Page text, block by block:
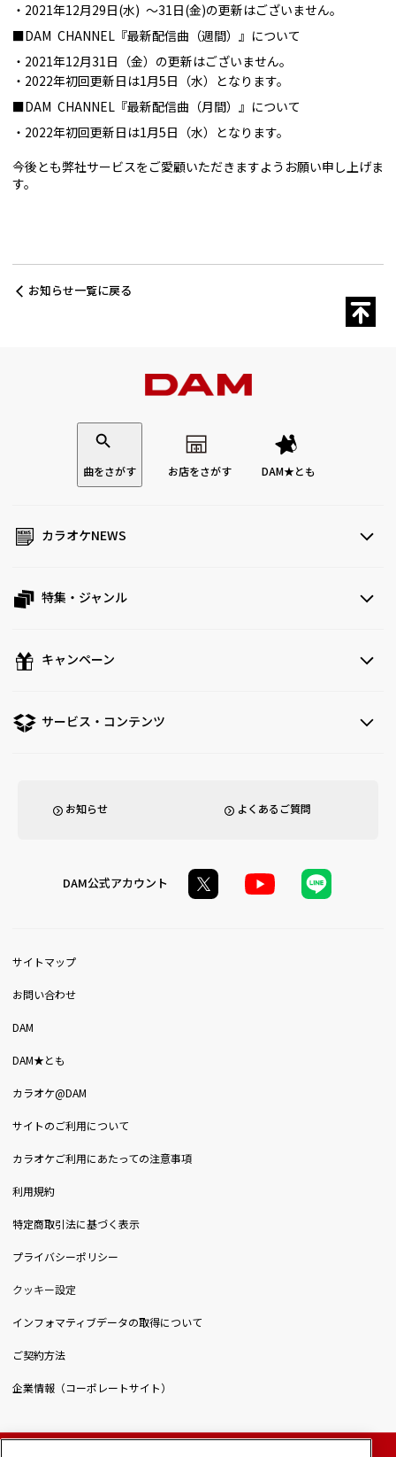
2021年12月29日(水) ～31日(金)の更新はございません。
■DAM CHANNEL『最新配信曲（週間）』について
2021年12月31日（金）の更新はございません。
2022年初回更新日は1月5日（水）となります。
■DAM CHANNEL『最新配信曲（月間）』について
2022年初回更新日は1月5日（水）となります。
今後とも弊社サービスをご愛顧いただきますようお願い申し上げま
す。
お知らせ一覧に戻る
曲をさがす お店をさがす DAM★とも
カラオケNEWS
特集・ジャンル
キャンペーン
サービス・コンテンツ
お知らせ よくあるご質問
DAM公式アカウント
サイトマップ
お問い合わせ
DAM
DAM★とも
カラオケ@DAM
サイトのご利用について
カラオケご利用にあたっての注意事項
利用規約
特定商取引法に基づく表示
プライバシーポリシー
クッキー設定
インフォマティブデータの取得について
ご契約方法
企業情報（コーポレートサイト）